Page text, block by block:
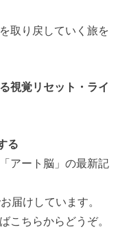
取り戻していく旅を
視覚リセット・ライ
る
アート脳」の最新記
届けしています。
こちらからどうぞ。